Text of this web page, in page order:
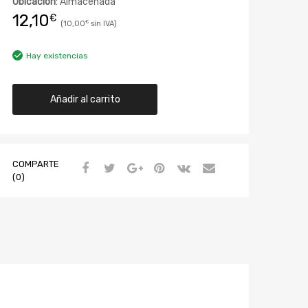
12,10€ 10,00€
Hay existencias
Añadir al carrito
COMPARTE
(0)